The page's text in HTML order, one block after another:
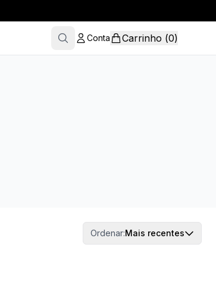
Conta Carrinho (0)
Ordenar:Mais recentes